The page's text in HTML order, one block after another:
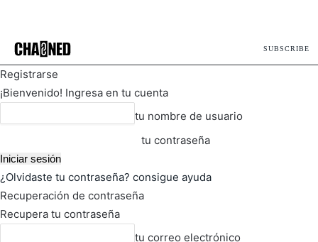
SUBSCRIBE
Registrarse
¡Bienvenido! Ingresa en tu cuenta
tu nombre de usuario
tu contraseña
¿Olvidaste tu contraseña? consigue ayuda
Recuperación de contraseña
Recupera tu contraseña
tu correo electrónico